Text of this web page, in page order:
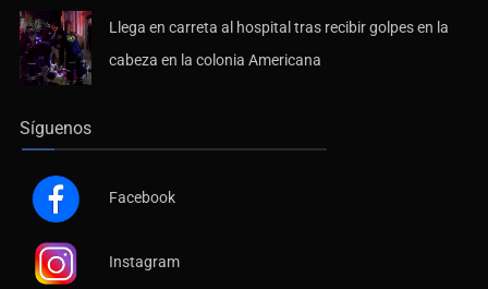
Llega en carreta al hospital tras recibir golpes en la
cabeza en la colonia Americana
Síguenos
Facebook
Instagram